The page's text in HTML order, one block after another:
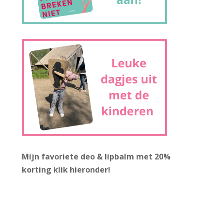
Mijn favoriete deo & lipbalm met 20%
korting klik hieronder!